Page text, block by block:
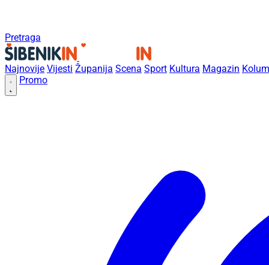
Pretraga
Najnovije Vijesti Županija Scena Sport Kultura Magazin
Promo